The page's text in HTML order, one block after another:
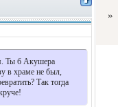
Ты б Акушера
в храме не был,
Так тогда
»